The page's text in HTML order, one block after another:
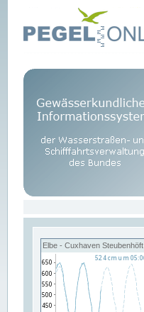
Elbe - Cuxhaven Steubenhöft